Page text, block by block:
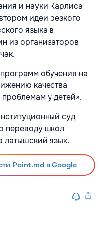
и науки Карлиса
идеи резкого
языка в
из организаторов
обучения на
качества
у детей».
суд
переводу школ
латышский язык.
Point.md в Google